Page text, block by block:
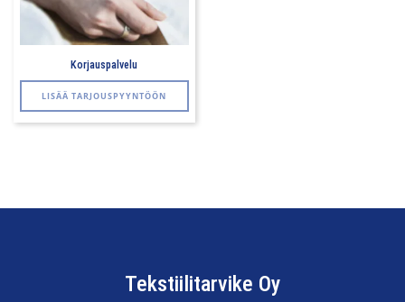
Korjauspalvelu
LISÄÄ TARJOUSPYYNTÖÖN
Tekstiilitarvike Oy